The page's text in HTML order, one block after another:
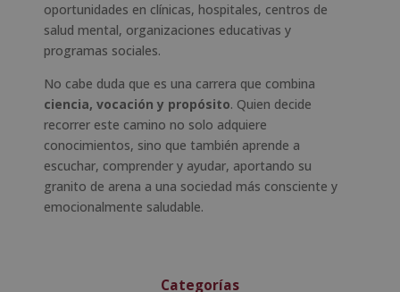
oportunidades en clínicas, hospitales, centros de
salud mental, organizaciones educativas y
programas sociales.
No cabe duda que es una carrera que combina
ciencia, vocación y propósito. Quien decide
recorrer este camino no solo adquiere
conocimientos, sino que también aprende a
escuchar, comprender y ayudar, aportando su
granito de arena a una sociedad más consciente y
emocionalmente saludable.
Categorías